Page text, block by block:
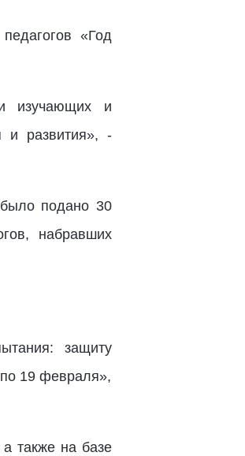
«Год
изучающих и
и развития», -
подано 30
набравших
защиту
по 19 февраля»,
также на базе